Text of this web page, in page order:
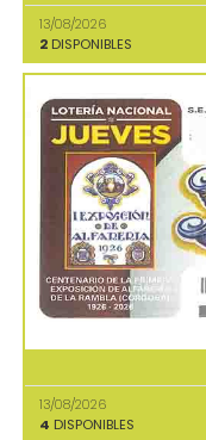
13/08/2026
2 DISPONIBLES
13/08/2026
4 DISPONIBLES